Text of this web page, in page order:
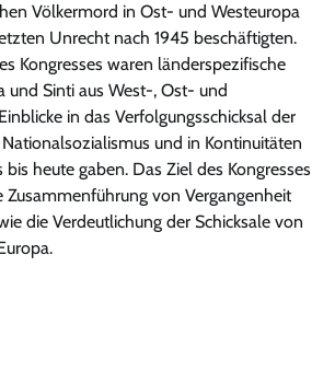
Völkermord in Ost- und Westeuropa
Unrecht nach 1945 beschäftigten.
Kongresses waren länderspezifische
und Sinti aus West-, Ost- und
in das Verfolgungsschicksal der
und in Kontinuitäten
heute gaben. Das Ziel des Kongresses
Zusammenführung von Vergangenheit
die Verdeutlichung der Schicksale von